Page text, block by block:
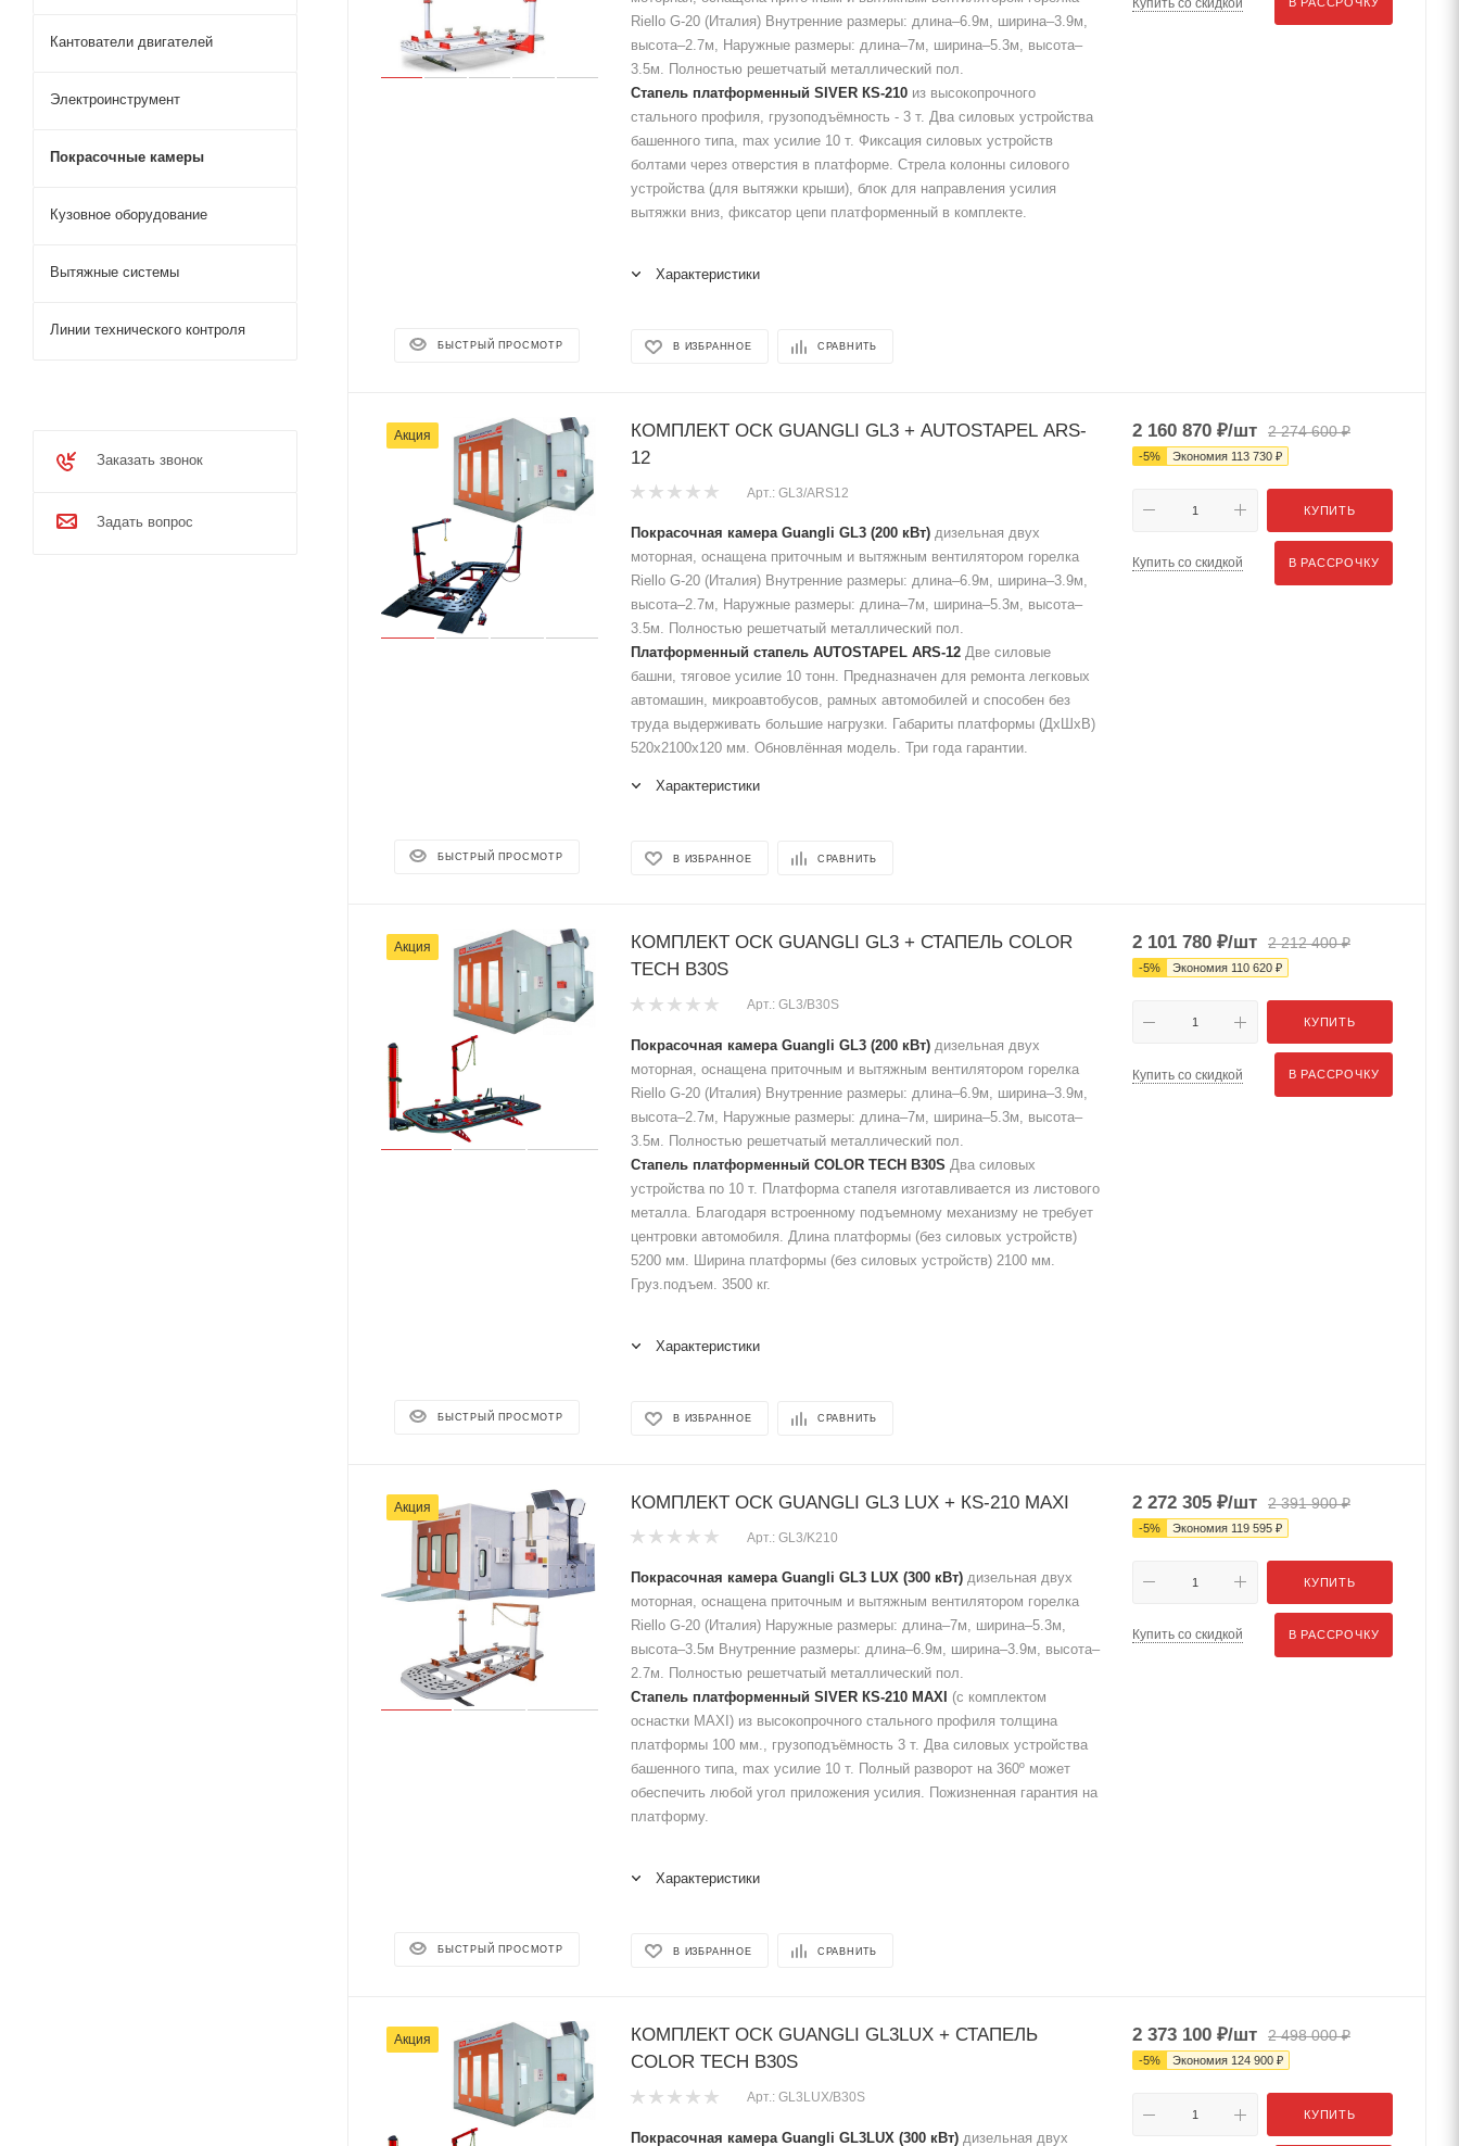
БЫСТРЫЙ ПРОСМОТР
Riello G-20 (Италия) Внутренние размеры: длина–6.9м, ширина–3.9м,
высота–2.7м, Наружные размеры: длина–7м, ширина–5.3м, высота–
3.5м. Полностью решетчатый металлический пол.
Cтапель платформенный SIVER КS-210 из высокопрочного
стального профиля, грузоподъёмность - 3 т. Два силовых устройства
башенного типа, max усилие 10 т. Фиксация силовых устройств
болтами через отверстия в платформе. Стрела колонны силового
устройства (для вытяжки крыши), блок для направления усилия
вытяжки вниз, фиксатор цепи платформенный в комплекте.
Характеристики
В ИЗБРАННОЕ СРАВНИТЬ
Акция
БЫСТРЫЙ ПРОСМОТР
КОМПЛЕКТ ОСК GUANGLI GL3 + AUTOSTAPEL ARS-
12
Арт.: GL3/ARS12
Покрасочная камера Guangli GL3 (200 кВт) дизельная двух
моторная, оснащена приточным и вытяжным вентилятором горелка
Riello G-20 (Италия) Внутренние размеры: длина–6.9м, ширина–3.9м,
высота–2.7м, Наружные размеры: длина–7м, ширина–5.3м, высота–
3.5м. Полностью решетчатый металлический пол.
Платформенный стапель AUTOSTAPEL ARS-12 Две силовые
башни, тяговое усилие 10 тонн. Предназначен для ремонта легковых
автомашин, микроавтобусов, рамных автомобилей и способен без
труда выдерживать большие нагрузки. Габариты платформы (ДхШхВ)
520х2100х120 мм. Обновлённая модель. Три года гарантии.
Характеристики
В ИЗБРАННОЕ СРАВНИТЬ
2 160 870 ₽/шт 2 274 600₽
-5% Экономия 113 730 ₽
КУПИТЬ
Купить со скидкой В РАССРОЧКУ
Акция
БЫСТРЫЙ ПРОСМОТР
КОМПЛЕКТ ОСК GUANGLI GL3 + СТАПЕЛЬ COLOR
TECH B30S
Арт.: GL3/B30S
Покрасочная камера Guangli GL3 (200 кВт) дизельная двух
моторная, оснащена приточным и вытяжным вентилятором горелка
Riello G-20 (Италия) Внутренние размеры: длина–6.9м, ширина–3.9м,
высота–2.7м, Наружные размеры: длина–7м, ширина–5.3м, высота–
3.5м. Полностью решетчатый металлический пол.
Стапель платформенный COLOR TECH B30S Два силовых
устройства по 10 т. Платформа стапеля изготавливается из листового
металла. Благодаря встроенному подъемному механизму не требует
центровки автомобиля. Длина платформы (без силовых устройств)
5200 мм. Ширина платформы (без силовых устройств) 2100 мм.
Груз.подъем. 3500 кг.
Характеристики
В ИЗБРАННОЕ СРАВНИТЬ
2 101 780 ₽/шт 2 212 400₽
-5% Экономия 110 620 ₽
КУПИТЬ
Купить со скидкой В РАССРОЧКУ
Акция
БЫСТРЫЙ ПРОСМОТР
КОМПЛЕКТ ОСК GUANGLI GL3 LUX + КS-210 MAXI
Арт.: GL3/K210
Покрасочная камера Guangli GL3 LUX (300 кВт) дизельная двух
моторная, оснащена приточным и вытяжным вентилятором горелка
Riello G-20 (Италия) Наружные размеры: длина–7м, ширина–5.3м,
высота–3.5м Внутренние размеры: длина–6.9м, ширина–3.9м, высота–
2.7м. Полностью решетчатый металлический пол.
Cтапель платформенный SIVER КS-210 MAXI (с комплектом
оснастки MAXI) из высокопрочного стального профиля толщина
платформы 100 мм., грузоподъёмность 3 т. Два силовых устройства
башенного типа, max усилие 10 т. Полный разворот на 360º может
обеспечить любой угол приложения усилия. Пожизненная гарантия на
платформу.
Характеристики
В ИЗБРАННОЕ СРАВНИТЬ
2 272 305 ₽/шт 2 391 900₽
-5% Экономия 119 595 ₽
КУПИТЬ
Купить со скидкой В РАССРОЧКУ
Акция
КОМПЛЕКТ ОСК GUANGLI GL3LUX + СТАПЕЛЬ
COLOR TECH B30S
Арт.: GL3LUX/B30S
Покрасочная камера Guangli GL3LUX (300 кВт) дизельная двух
2 373 100 ₽/шт 2 498 000₽
-5% Экономия 124 900 ₽
КУПИТЬ
Кантователи двигателей
Электроинструмент
Покрасочные камеры
Кузовное оборудование
Вытяжные системы
Линии технического контроля
Заказать звонок
Задать вопрос